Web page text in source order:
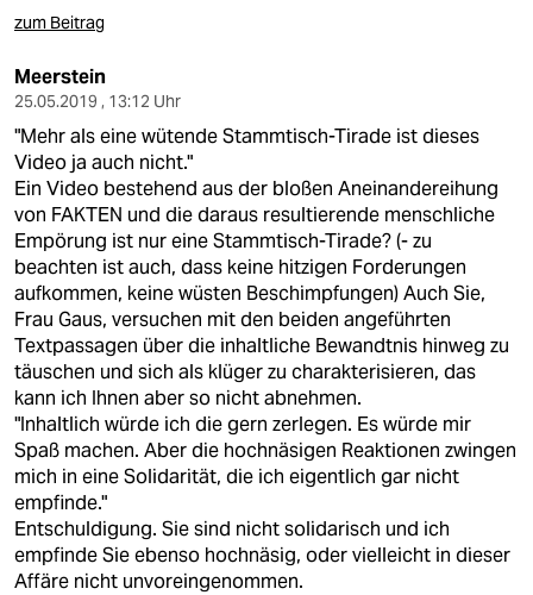
zum Beitrag
Meerstein
25.05.2019 , 13:12 Uhr
"Mehr als eine wütende Stammtisch-Tirade ist dieses
Video ja auch nicht."
Ein Video bestehend aus der bloßen Aneinandereihung
von FAKTEN und die daraus resultierende menschliche
Empörung ist nur eine Stammtisch-Tirade? (- zu
beachten ist auch, dass keine hitzigen Forderungen
aufkommen, keine wüsten Beschimpfungen) Auch Sie,
Frau Gaus, versuchen mit den beiden angeführten
Textpassagen über die inhaltliche Bewandtnis hinweg zu
täuschen und sich als klüger zu charakterisieren, das
kann ich Ihnen aber so nicht abnehmen.
"Inhaltlich würde ich die gern zerlegen. Es würde mir
Spaß machen. Aber die hochnäsigen Reaktionen zwingen
mich in eine Solidarität, die ich eigentlich gar nicht
empfinde."
Entschuldigung. Sie sind nicht solidarisch und ich
empfinde Sie ebenso hochnäsig, oder vielleicht in dieser
Affäre nicht unvoreingenommen.